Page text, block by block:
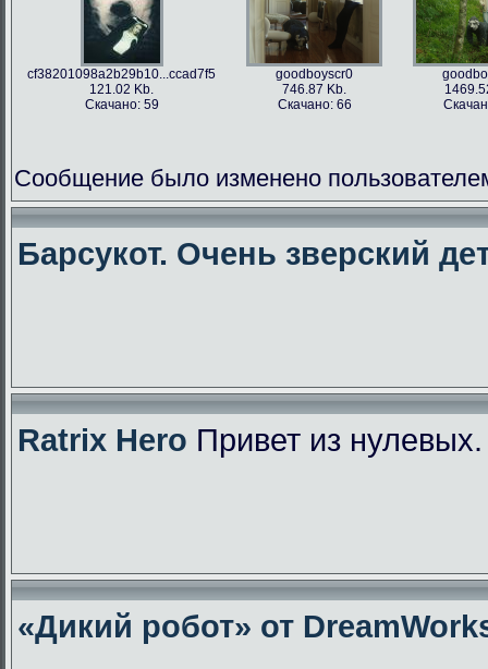
cf38201098a2b29b10...ccad7f5
121.02 Kb.
Скачано: 59
goodboyscr0
746.87 Kb.
Скачано: 66
Сообщение было изменено
Барсукот. Очень зверский
Ratrix Hero Привет из
«Дикий робот» от